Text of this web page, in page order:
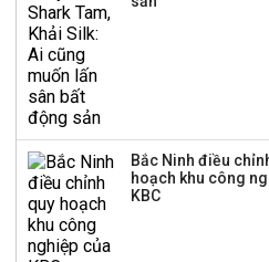
Bắc Ninh điều
hoạch khu công
KBC